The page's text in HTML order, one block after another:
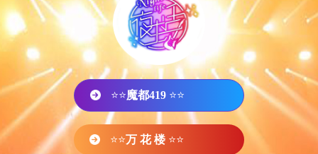
⭐⭐魔都419 ⭐⭐
⭐⭐万 花 楼 ⭐⭐